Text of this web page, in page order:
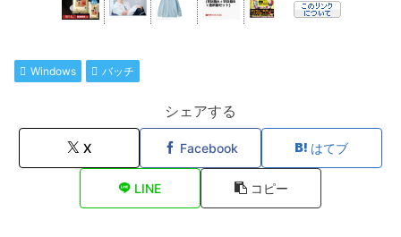
Windows バッチ
シェアする
X Facebook はてブ
LINE コピー